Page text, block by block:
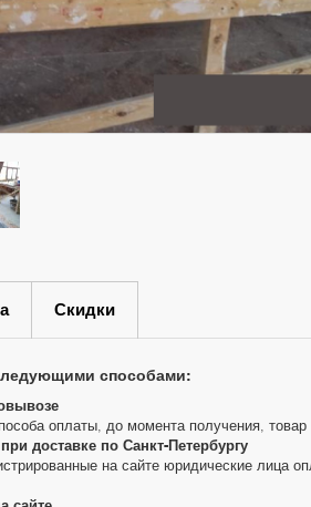
Скидки
способами:
оплаты, до момента получения,
доставке по Санкт-Петербургу
на сайте юридические лица